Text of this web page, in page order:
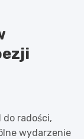
do radości,
wydarzenie